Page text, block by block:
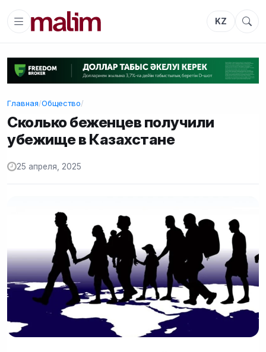
KZ
Главная/Общество/
Сколько беженцев получили
убежище в Казахстане
25 апреля, 2025